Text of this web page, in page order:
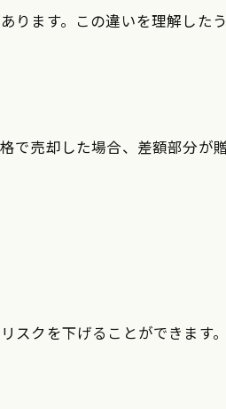
ります。この違いを理解した
で売却した場合、差額部分が
クを下げることができます。